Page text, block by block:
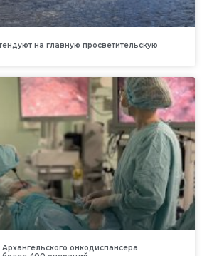
на главную просветительскую
онкодиспансера